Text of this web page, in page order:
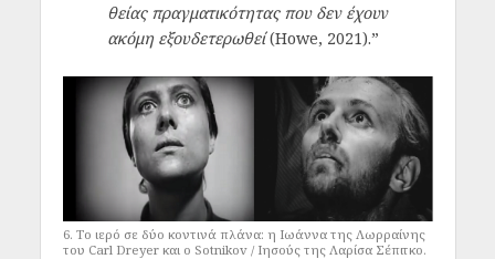
θείας πραγματικότητας που δεν έχουν
ακόμη εξουδετερωθεί(Howe, 2021).”
6. Το ιερό σε δύο κοντινά πλάνα: η Ιωάννα της Λωρραίνης
του Carl Dreyer και ο Sotnikov / Ιησούς της Λαρίσα Σέπιτκο.